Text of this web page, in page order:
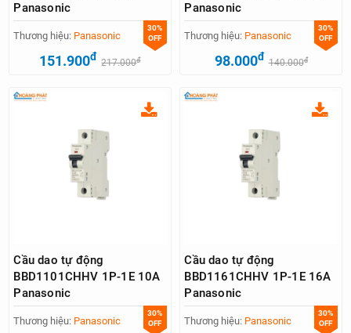
Panasonic
30%
OFF
Thương hiệu: Panasonic
151.900đ 217.000đ
Panasonic
30%
OFF
Thương hiệu: Panasonic
98.000đ 140.000đ
Cầu dao tự động
BBD1101CHHV 1P-1E 10A
Panasonic
30%
OFF
Thương hiệu: Panasonic
Cầu dao tự động
BBD1161CHHV 1P-1E 16A
Panasonic
30%
OFF
Thương hiệu: Panasonic